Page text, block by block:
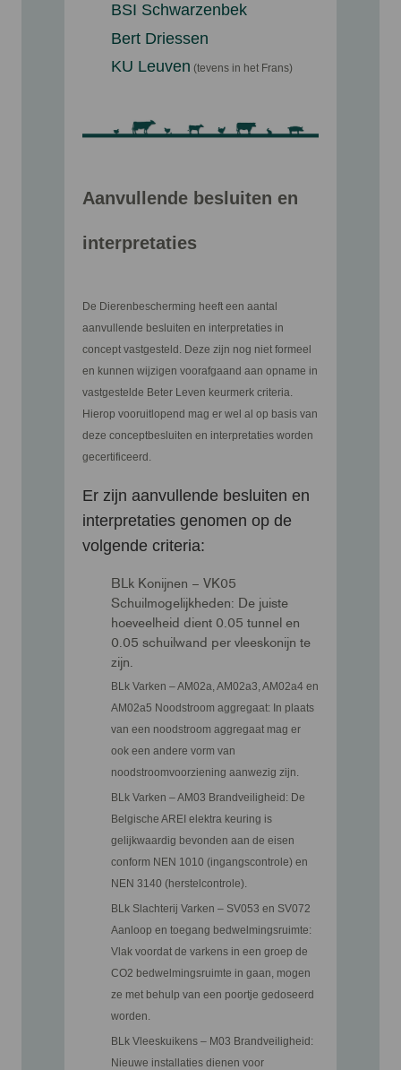
BSI Schwarzenbek
Bert Driessen
KU Leuven (tevens in het Frans)
Aanvullende besluiten en
interpretaties
De Dierenbescherming heeft een aantal
aanvullende besluiten en interpretaties in
concept vastgesteld. Deze zijn nog niet formeel
en kunnen wijzigen voorafgaand aan opname in
vastgestelde Beter Leven keurmerk criteria.
Hierop vooruitlopend mag er wel al op basis van
deze conceptbesluiten en interpretaties worden
gecertificeerd.
Er zijn aanvullende besluiten en
interpretaties genomen op de
volgende criteria:
BLk Konijnen – VK05
Schuilmogelijkheden: De juiste
hoeveelheid dient 0.05 tunnel en
0.05 schuilwand per vleeskonijn te
zijn.
BLk Varken – AM02a, AM02a3, AM02a4 en
AM02a5 Noodstroom aggregaat: In plaats
van een noodstroom aggregaat mag er
ook een andere vorm van
noodstroomvoorziening aanwezig zijn.
BLk Varken – AM03 Brandveiligheid: De
Belgische AREI elektra keuring is
gelijkwaardig bevonden aan de eisen
conform NEN 1010 (ingangscontrole) en
NEN 3140 (herstelcontrole).
BLk Slachterij Varken – SV053 en SV072
Aanloop en toegang bedwelmingsruimte:
Vlak voordat de varkens in een groep de
CO2 bedwelmingsruimte in gaan, mogen
ze met behulp van een poortje gedoseerd
worden.
BLk Vleeskuikens – M03 Brandveiligheid:
Nieuwe installaties dienen voor